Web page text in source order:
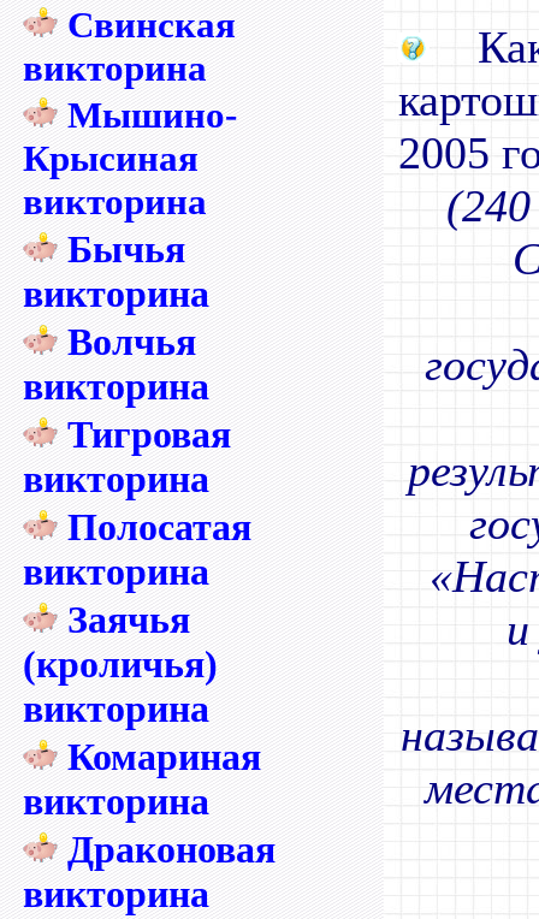
Свинская
викторина
Мышино-
Крысиная
викторина
Бычья
викторина
Волчья
викторина
Тигровая
викторина
Полосатая
викторина
Заячья
(кроличья)
викторина
Комариная
викторина
Драконовая
викторина
2005